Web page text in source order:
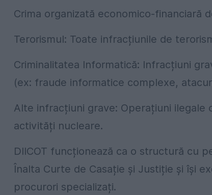
Crima organizată economico-financiară
Terorismul: Toate infracțiunile de
Criminalitatea Informatică: Infracțiuni
(ex: fraude informatice complexe,
Alte infracțiuni grave: Operațiuni
activități nucleare.
DIICOT funcționează ca o structură cu
Înalta Curte de Casație și Justiție și își
procurori specializați.